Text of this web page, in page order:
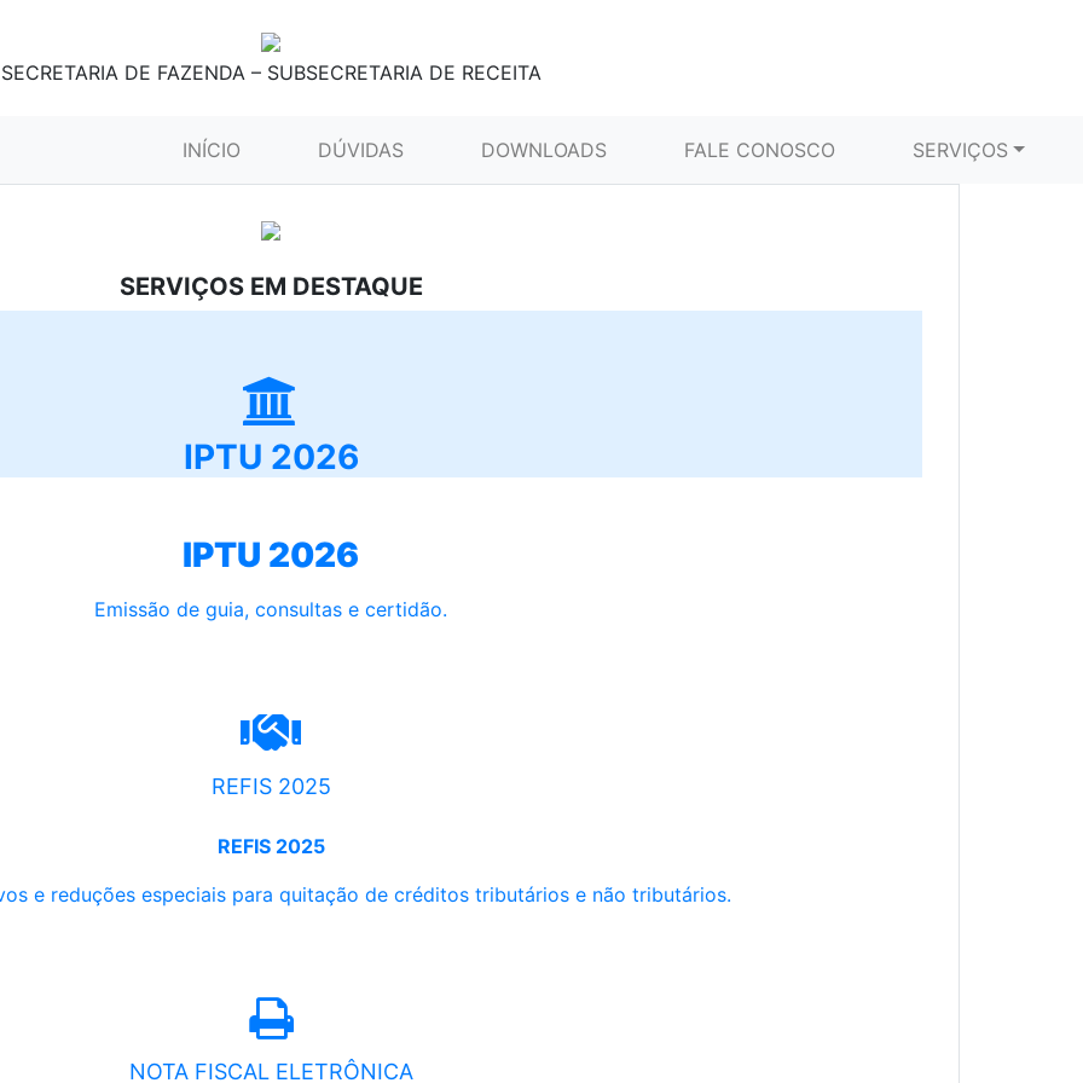
SECRETARIA DE FAZENDA – SUBSECRETARIA DE RECEITA
INÍCIO (CURRENT)DÚVIDAS DOWNLOADS FALE CONOSCO SERVIÇOS
SERVIÇOS EM DESTAQUE
IPTU 2026
IPTU 2026
Emissão de guia, consultas e certidão.
REFIS 2025
REFIS 2025
e reduções especiais para quitação de créditos tributários e não tributários.
NOTA FISCAL ELETRÔNICA